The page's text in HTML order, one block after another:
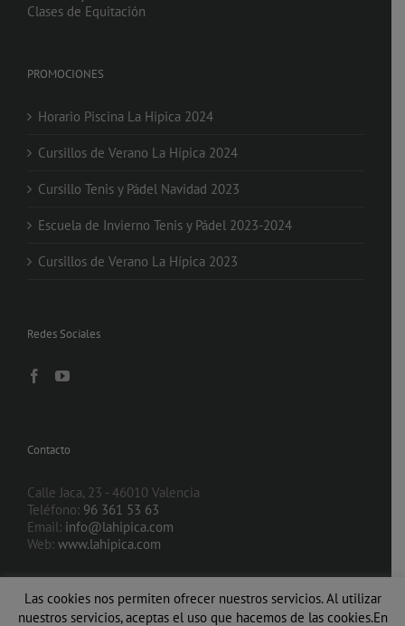
Clases de Equitación
PROMOCIONES
Horario Piscina La Hipica 2024
Cursillos de Verano La Hípica 2024
Cursillo Tenis y Pádel Navidad 2023
Escuela de Invierno Tenis y Pádel 2023-2024
Cursillos de Verano La Hípica 2023
Redes Sociales
Contacto
Calle Jaca, 23 - 46010 Valencia
Teléfono: 96 361 53 63
Email: info@lahipica.com
Web: www.lahipica.com
Las cookies nos permiten ofrecer nuestros servicios. Al utilizar
nuestros servicios, aceptas el uso que hacemos de las cookies.En